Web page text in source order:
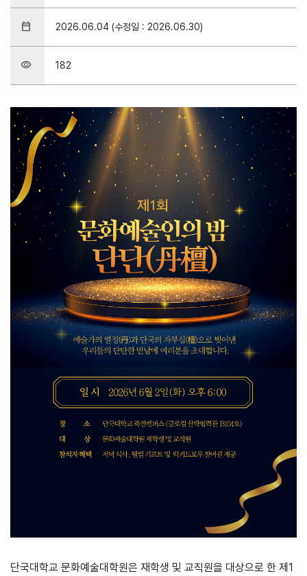
date_range 2026.06.04 (수정일 : 2026.06.30)
visibility 182
단국대학교 문화예술대학원은 재학생 및 교직원을 대상으로 한 제1